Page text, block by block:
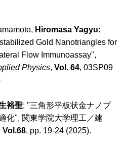
Hiromasa Yagyu:
Gold Nanotriangles for
Flow Immunoassay",
Physics, Vol. 64, 03SP09
裕聖: "三角形平板状金ナノプ
化", 関東学院大学理工／建
Vol.68, pp. 19-24 (2025).